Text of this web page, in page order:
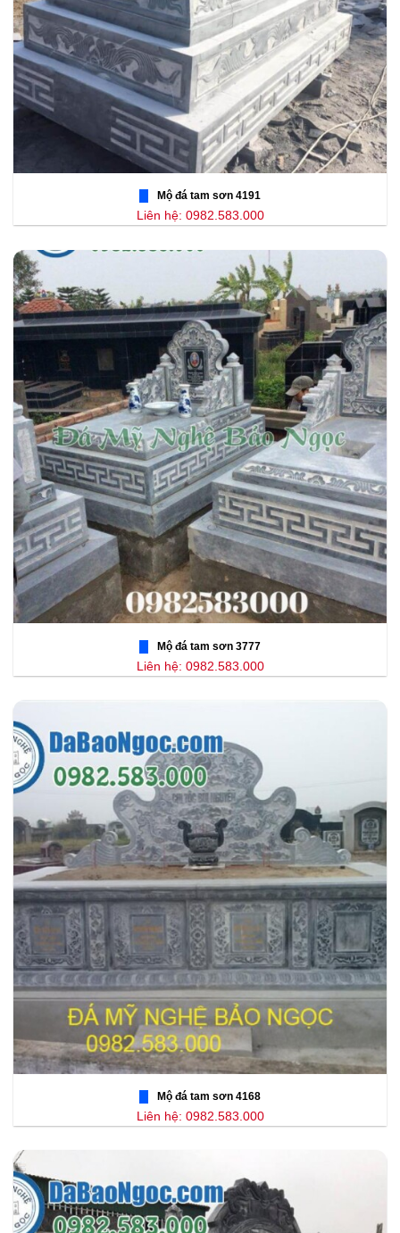
Mộ đá tam sơn 4191
Liên hệ: 0982.583.000
Mộ đá tam sơn 3777
Liên hệ: 0982.583.000
Mộ đá tam sơn 4168
Liên hệ: 0982.583.000